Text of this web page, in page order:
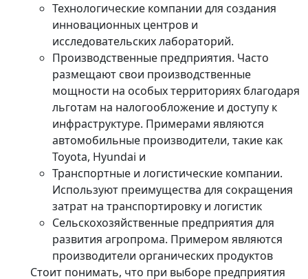
Технологические компании для создания
инновационных центров и
исследовательских лабораторий.
Производственные предприятия. Часто
размещают свои производственные
мощности на особых территориях благодаря
льготам на налогообложение и доступу к
инфраструктуре. Примерами являются
автомобильные производители, такие как
Toyota, Hyundai и
Транспортные и логистические компании.
Используют преимущества для сокращения
затрат на транспортировку и логистик
Сельскохозяйственные предприятия для
развития агропрома. Примером являются
производители органических продуктов
Стоит понимать, что при выборе предприятия